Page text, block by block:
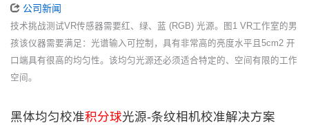
公司新闻
技术挑战测试VR传感器需要红、绿、蓝 (RGB) 光源。图1 VR工作室的男
孩该仪器需要满足：光谱输入可控制，具有非常高的亮度水平且5cm2 开
口端具有很高的均匀性。该均匀光源还必须适合特定的、空间有限的工作
空间。
黑体均匀校准积分球光源-条纹相机校准解决方案